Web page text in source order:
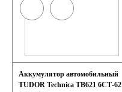
Детские
Инвалидные
Аккумулятор автомобильный
TUDOR Technica TB621 6СТ-62